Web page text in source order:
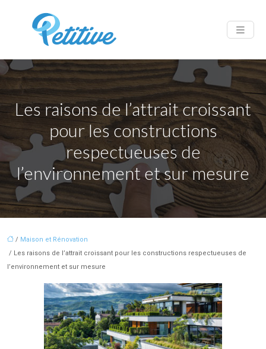
Les raisons de l’attrait croissant
pour les constructions
respectueuses de
l’environnement et sur mesure
/ Maison et Rénovation
/ Les raisons de l’attrait croissant pour les constructions respectueuses de
l’environnement et sur mesure